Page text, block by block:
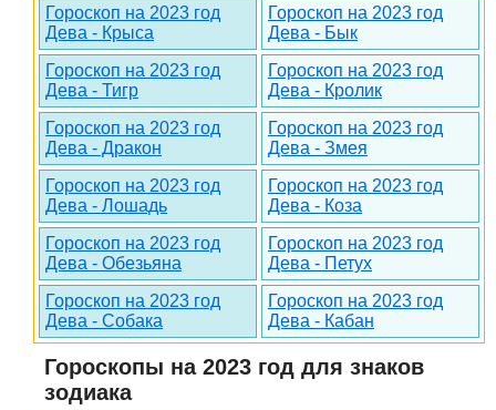
Гороскоп на 2023 год
Дева - Крыса
Гороскоп на 2023 год
Дева - Бык
Гороскоп на 2023 год
Дева - Тигр
Гороскоп на 2023 год
Дева - Кролик
Гороскоп на 2023 год
Дева - Дракон
Гороскоп на 2023 год
Дева - Змея
Гороскоп на 2023 год
Дева - Лошадь
Гороскоп на 2023 год
Дева - Коза
Гороскоп на 2023 год
Дева - Обезьяна
Гороскоп на 2023 год
Дева - Петух
Гороскоп на 2023 год
Дева - Собака
Гороскоп на 2023 год
Дева - Кабан
Гороскопы на 2023 год для знаков
зодиака